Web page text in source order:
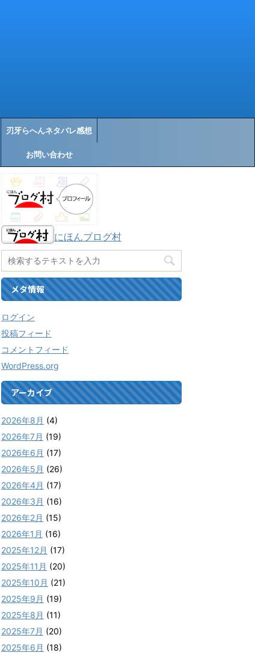
刃牙らへんネタバレ感想
お問い合わせ
にほんブログ村
メタ情報
ログイン
投稿フィード
コメントフィード
WordPress.org
アーカイブ
2026年8月 (4)
2026年7月 (19)
2026年6月 (17)
2026年5月 (26)
2026年4月 (17)
2026年3月 (16)
2026年2月 (15)
2026年1月 (16)
2025年12月 (17)
2025年11月 (20)
2025年10月 (21)
2025年9月 (19)
2025年8月 (11)
2025年7月 (20)
2025年6月 (18)